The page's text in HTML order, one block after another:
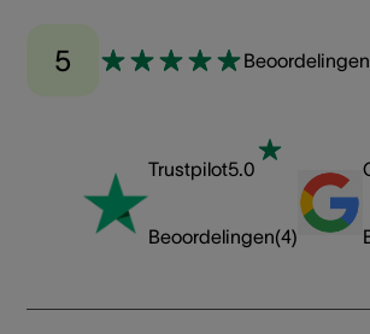
5 Beoordelingen
Trustpilot5.0
Beoordelingen(4)